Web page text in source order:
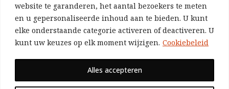
website te garanderen, het aantal bezoekers te meten
en u gepersonaliseerde inhoud aan te bieden. U kunt
elke onderstaande categorie activeren of deactiveren. U
kunt uw keuzes op elk moment wijzigen. Cookiebeleid
Alles accepteren
(zonder subsidies, zonder commerciële
advertenties en zonder rijke sponsors), zijn we
voor de publicatie van ons tijdschrift uitsluitend
afhankelijk van de financiële steun van onze
Bij voorbaat dank voor uw solidariteit.